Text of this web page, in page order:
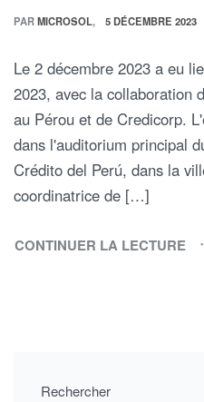
PARMICROSOL 5 DÉCEMBRE 2023
Le 2 décembre 2023 a eu
2023, avec la collaboration
au Pérou et de Credicorp.
dans l'auditorium principal
Crédito del Perú, dans la
coordinatrice de […]
CONTINUER LA LECTURE
Rechercher